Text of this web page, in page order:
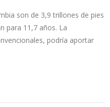
son de 3,9 trillones de pies
para 11,7 años. La
podría aportar